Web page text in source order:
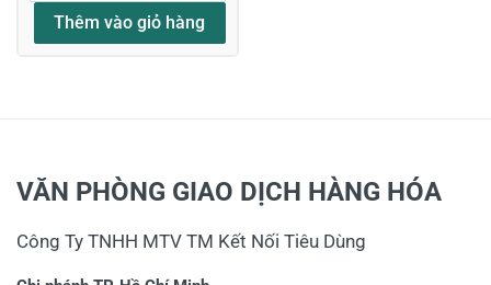
Thêm vào giỏ hàng
VĂN PHÒNG GIAO DỊCH HÀNG HÓA
Công Ty TNHH MTV TM Kết Nối Tiêu Dùng